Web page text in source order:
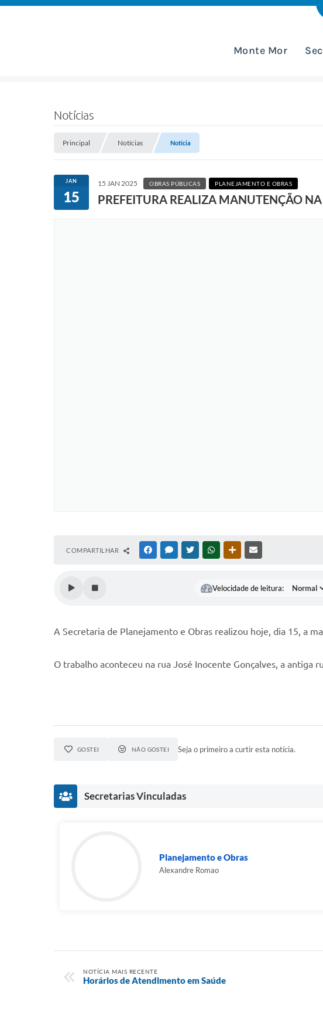
Monte Mor
Notícias
Principal Notícias Notícia
JAN
15
15 JAN 2025 OBRAS PÚBLICAS PLANEJAMENTO E OBRAS
PREFEITURA REALIZA MANUTENÇÃO
COMPARTILHAR FACEBOOKMESSENGER
TWITTERWHATSAPPOUTRAS MÍDIAS
Velocidade de leitura:
A Secretaria de Planejamento e Obras realizou hoje, dia 15, a
O trabalho aconteceu na rua José Inocente Gonçalves, a antiga
GOSTEI NÃO GOSTEI Seja o primeiro a curtir esta notícia.
Secretarias Vinculadas
Planejamento e Obras
Alexandre Romao
NOTÍCIA MAIS RECENTE
Horários de Atendimento em Saúde